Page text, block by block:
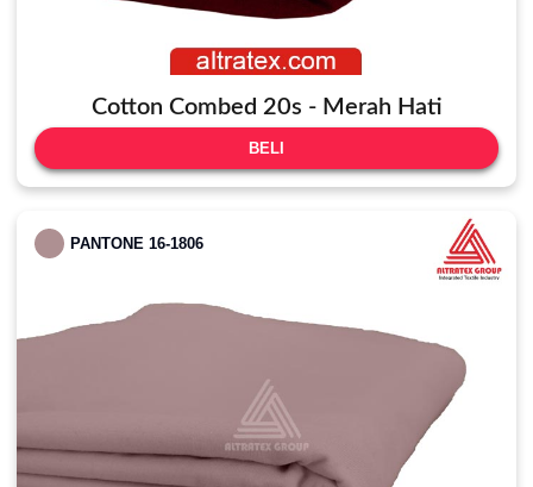
Cotton Combed 20s - Merah Hati
BELI
PANTONE 16-1806